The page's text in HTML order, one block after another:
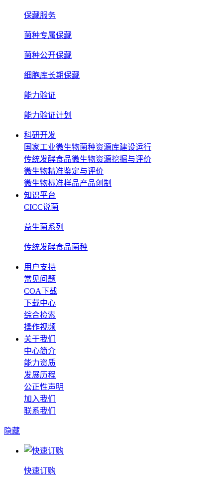
保藏服务
菌种专属保藏
菌种公开保藏
细胞库长期保藏
能力验证
能力验证计划
科研开发
国家工业微生物菌种资源库建设运行
传统发酵食品微生物资源挖掘与评价
微生物精准鉴定与评价
微生物标准样品产品创制
知识平台
CICC说菌
益生菌系列
传统发酵食品菌种
用户支持
常见问题
COA下载
下载中心
综合检索
操作视频
关于我们
中心简介
能力资质
发展历程
公正性声明
加入我们
联系我们
隐藏
快速订购